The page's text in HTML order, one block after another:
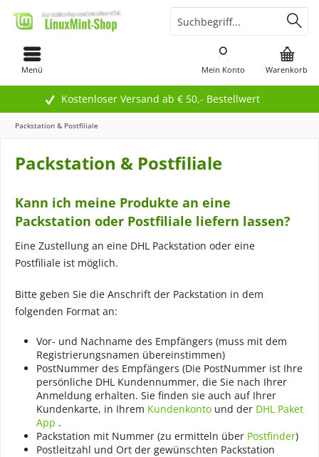
Kostenloser Versand ab € 50,- Bestellwert
Menü Warenkorb
Mein Konto
Packstation & Postfiliale
Packstation & Postfiliale
Kann ich meine Produkte an eine
Packstation oder Postfiliale liefern lassen?
Eine Zustellung an eine DHL Packstation oder eine
Postfiliale ist möglich.
Bitte geben Sie die Anschrift der Packstation in dem
folgenden Format an:
Vor- und Nachname des Empfängers (muss mit dem
Registrierungsnamen übereinstimmen)
PostNummer des Empfängers (Die PostNummer ist Ihre
persönliche DHL Kundennummer, die Sie nach Ihrer
Anmeldung erhalten. Sie finden sie auch auf Ihrer
Kundenkarte, in Ihrem Kundenkonto und der DHL Paket
App .
Packstation mit Nummer (zu ermitteln über Postfinder)
Postleitzahl und Ort der gewünschten Packstation